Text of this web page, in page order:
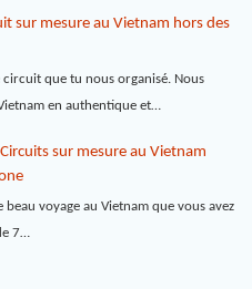
sur mesure au Vietnam hors des
que tu nous organisé. Nous
en authentique et…
Circuits sur mesure au Vietnam
voyage au Vietnam que vous avez
7…